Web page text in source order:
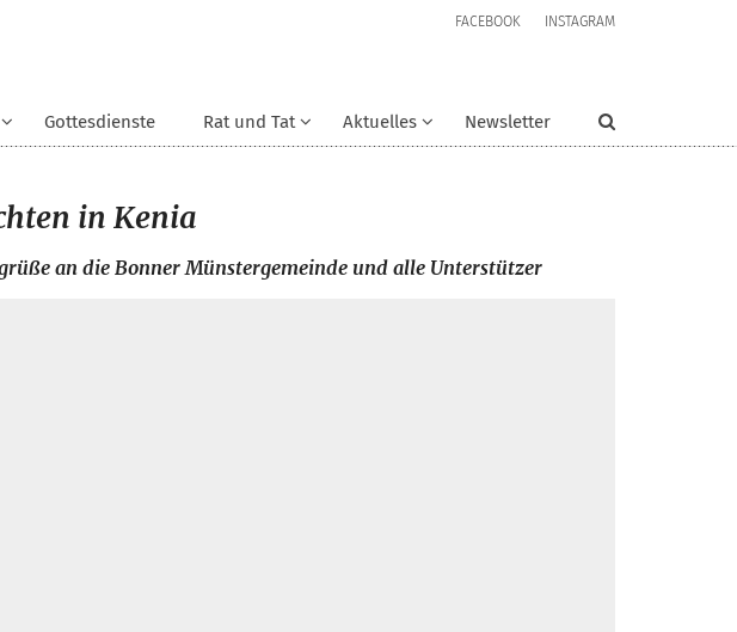
FACEBOOK INSTAGRAM
Gottesdienste Rat und Tat Aktuelles Newsletter
in Kenia
an die Bonner Münstergemeinde und alle Unterstützer